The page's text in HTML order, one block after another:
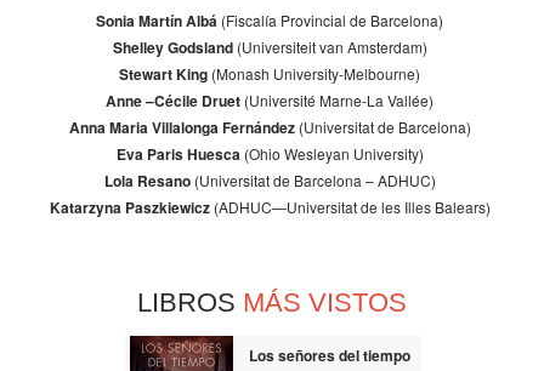
Sonia Martín Albá (Fiscalía Provincial de Barcelona)
Shelley Godsland(Universiteit van Amsterdam)
Stewart King (Monash University-Melbourne)
Anne –Cécile Druet (Université Marne-La Vallée)
Anna Maria Villalonga Fernández(Universitat de Barcelona)
Eva Paris Huesca (Ohio Wesleyan University)
Lola Resano (Universitat de Barcelona – ADHUC)
Katarzyna Paszkiewicz(ADHUC—Universitat de les Illes Balears)
LIBROS MÁS VISTOS
Los señores del tiempo